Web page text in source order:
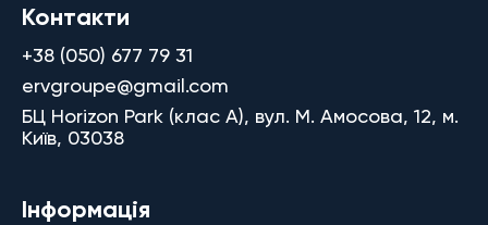
Контакти
+38 (050) 677 79 31
ervgroupe@gmail.com
БЦ Horizon Park (клас A), вул. М. Амосова, 12, м.
Київ, 03038
Інформація